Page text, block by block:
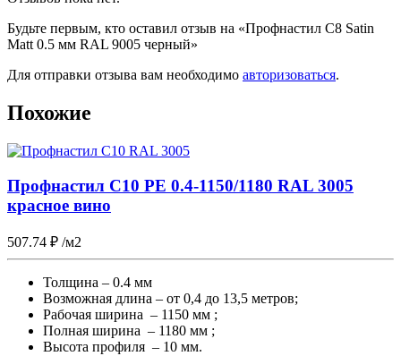
Будьте первым, кто оставил отзыв на «Профнастил С8 Satin
Matt 0.5 мм RAL 9005 черный»
Для отправки отзыва вам необходимо авторизоваться.
Похожие
Профнастил С10 PE 0.4-1150/1180 RAL 3005
красное вино
507.74 ₽ /м2
Толщина – 0.4 мм
Возможная длина – от 0,4 до 13,5 метров;
Рабочая ширина – 1150 мм ;
Полная ширина – 1180 мм ;
Высота профиля – 10 мм.